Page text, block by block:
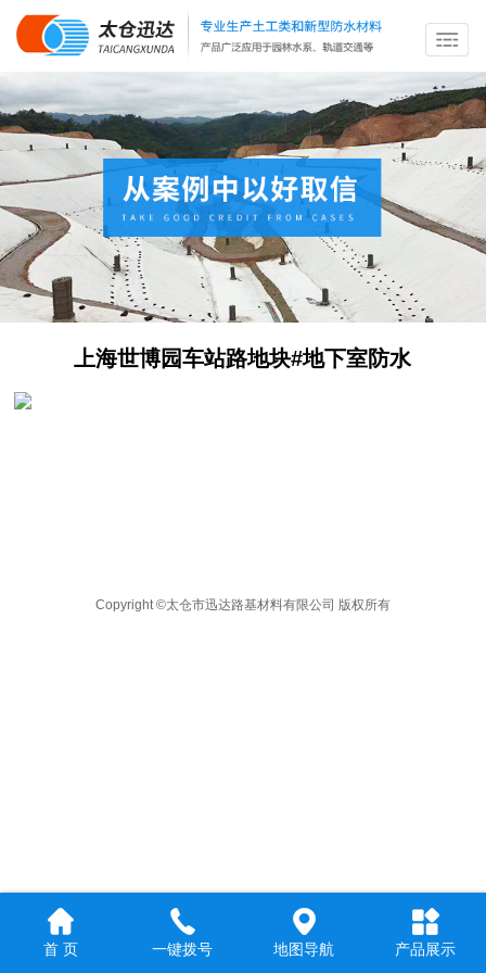
上海世博园车站路地块#地下室防水
Copyright ©太仓市迅达路基材料有限公司 版权所有
首 页 一键拨号 地图导航 产品展示